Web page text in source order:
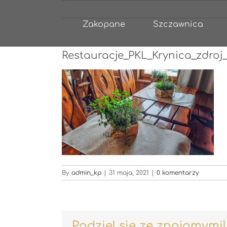
Zakopane Szczawnica
By admin_kp | 31 maja, 2021 | 0 komentarzy